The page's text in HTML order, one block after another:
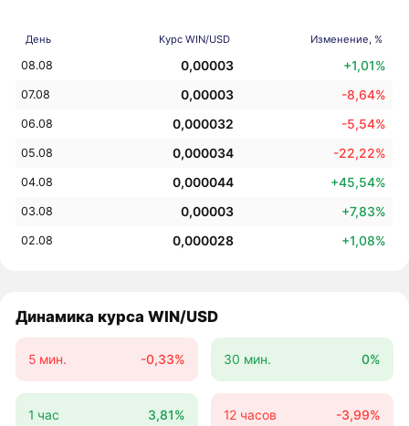
День Курс WIN/USD Изменение, %
08.08 0,00003 +1,01%
07.08 0,00003 -8,64%
06.08 0,000032 -5,54%
05.08 0,000034 -22,22%
04.08 0,000044 +45,54%
03.08 0,00003 +7,83%
02.08 0,000028 +1,08%
Динамика курса WIN/USD
5 мин. -0,33% 30 мин. 0%
1 час 3,81% 12 часов -3,99%